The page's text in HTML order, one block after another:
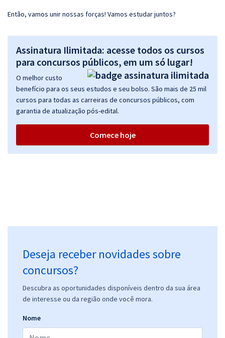
Então, vamos unir nossas forças! Vamos estudar juntos?
Assinatura Ilimitada: acesse todos os cursos
para concursos públicos, em um só lugar!
O melhor custo
benefício para os seus estudos e seu bolso. São mais de 25 mil
cursos para todas as carreiras de concursos públicos, com
garantia de atualização pós-edital.
Comece hoje
Deseja receber novidades sobre
concursos?
Descubra as oportunidades disponíveis dentro da sua área
de interesse ou da região onde você mora.
Nome